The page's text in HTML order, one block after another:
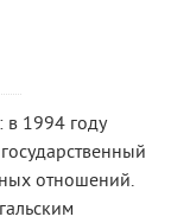
1994 году
отношений.